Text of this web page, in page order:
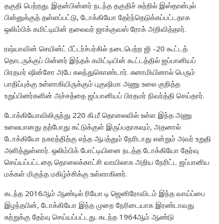
தகுதி பெற்றது. இதன்பின்னர் நடந்த தகுதிச் சுற்றில் இஸ்தான்புல்
பின்னுக்குத் தள்ளப்பட்டு, டோக்கியோ தேர்ந்தெடுக்கப்பட்டதாக
ஒலிம்பிக் கமிட்டியின் தலைவர் ஜாக்குவஸ் ரோக் அறிவித்தார்.
ரஷ்யாவின் செயின்ட் பீட்டர்ச்பர்கில் நடைபெற்ற ஜி -20 கூட்டத்
தொடருக்குப் பின்னர் இந்தக் கமிட்டியின் கூட்டத்தில் ஜப்பானியப்
பிரதமர் ஷின்சோ அபே கலந்துகொண்டார். சுனாமியினால் பெரும்
பாதிப்புக்கு உள்ளாகியிருக்கும் புகுஷிமா அணு உலை குறித்த
உறுப்பினர்களின் அச்சத்தை ஜப்பானியப் பிரதமர் நிவர்த்தி செய்தார்.
டோக்கியோவிலிருந்து 220 கி.மீ தொலைவில் உள்ள இந்த அணு
உலையானது தற்போது கட்டுக்குள் இருப்பதாகவும், அதனால்
டோக்கியோ நகரத்திற்கு எந்த ஆபத்தும் நேரிடாது என்றும் அவர் உறுதி
அளித்துள்ளார். ஒலிம்பிக் போட்டியினை நடத்த டோக்கியோ தேர்வு
செய்யப்பட்டதை தொலைக்காட்சி வாயிலாக அறிய நேரிட்ட ஜப்பானிய
மக்கள் மிகுந்த மகிழ்ச்சிக்கு உள்ளாகினர்.
கடந்த 2016ஆம் ஆண்டில் ரியோ டி ஜெனிரோவிடம் இந்த வாய்ப்பை
இழந்தபின், டோக்கியோ இந்த முறை நேரிடையாக இரண்டாவது
சுற்றுக்கு தேர்வு செய்யப்பட்டது. கடந்த 1964ஆம் ஆண்டு